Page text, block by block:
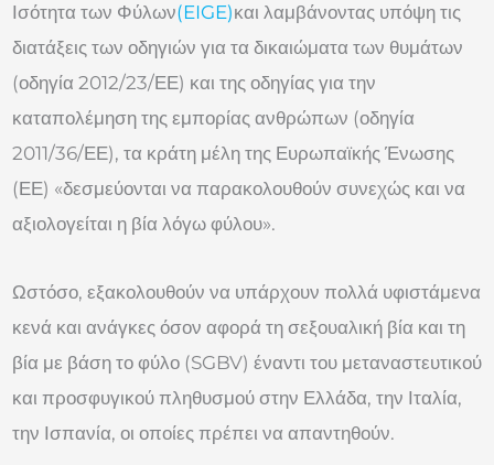
Ισότητα των Φύλων(EIGE)και λαμβάνοντας υπόψη τις
διατάξεις των οδηγιών για τα δικαιώματα των θυμάτων
(οδηγία 2012/23/ΕΕ) και της οδηγίας για την
καταπολέμηση της εμπορίας ανθρώπων (οδηγία
2011/36/ΕΕ), τα κράτη μέλη της Ευρωπαϊκής Ένωσης
(ΕΕ) «δεσμεύονται να παρακολουθούν συνεχώς και να
αξιολογείται η βία λόγω φύλου».
Ωστόσο, εξακολουθούν να υπάρχουν πολλά υφιστάμενα
κενά και ανάγκες όσον αφορά τη σεξουαλική βία και τη
βία με βάση το φύλο (SGBV) έναντι του μεταναστευτικού
και προσφυγικού πληθυσμού στην Ελλάδα, την Ιταλία,
την Ισπανία, οι οποίες πρέπει να απαντηθούν.